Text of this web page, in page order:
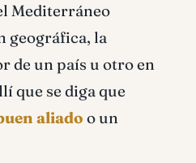
Mediterráneo
geográfica, la
de un país u otro en
que se diga que
aliado o un